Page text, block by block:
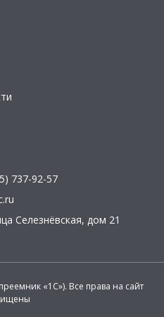
737-92-57
Селезнёвская, дом 21
«1С»). Все права на сайт